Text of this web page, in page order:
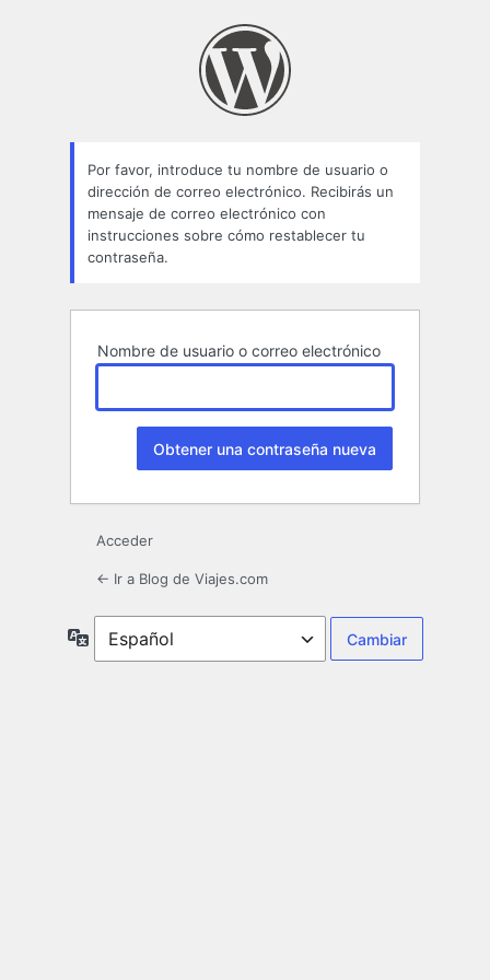
Por favor, introduce tu nombre de usuario o
dirección de correo electrónico. Recibirás un
mensaje de correo electrónico con
instrucciones sobre cómo restablecer tu
contraseña.
Nombre de usuario o correo electrónico
Acceder
← Ir a Blog de Viajes.com
Idioma